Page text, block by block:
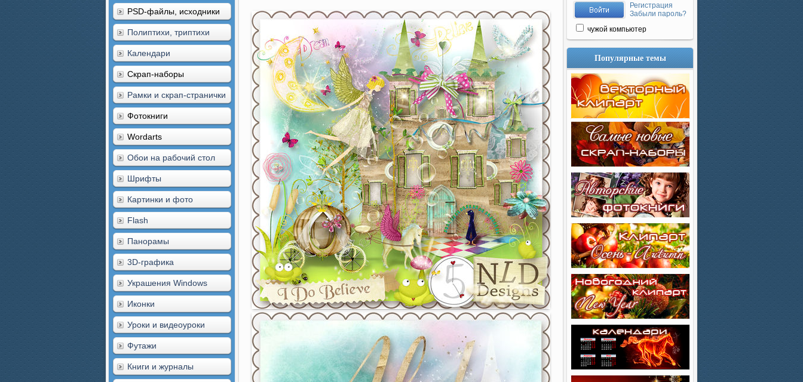
PSD-файлы, исходники
Полиптихи, триптихи
Календари
Скрап-наборы
Рамки и скрап-странички
Фотокниги
Wordarts
Обои на рабочий стол
Шрифты
Картинки и фото
Flash
Панорамы
3D-графика
Украшения Windows
Иконки
Уроки и видеоуроки
Футажи
Книги и журналы
Регистрация
Забыли пароль?
чужой компьютер
Популярные темы